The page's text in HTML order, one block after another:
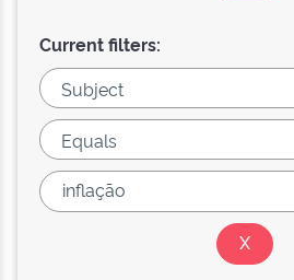
Current filters: